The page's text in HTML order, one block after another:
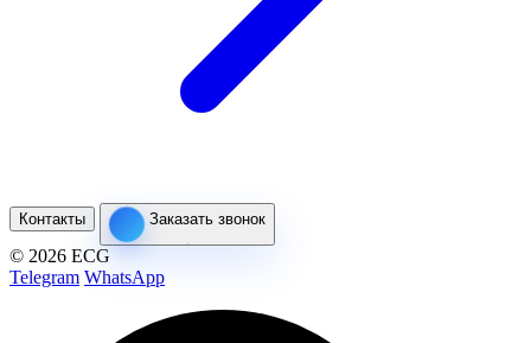
Контакты Заказать звонок
© 2026 ECG
Telegram WhatsApp